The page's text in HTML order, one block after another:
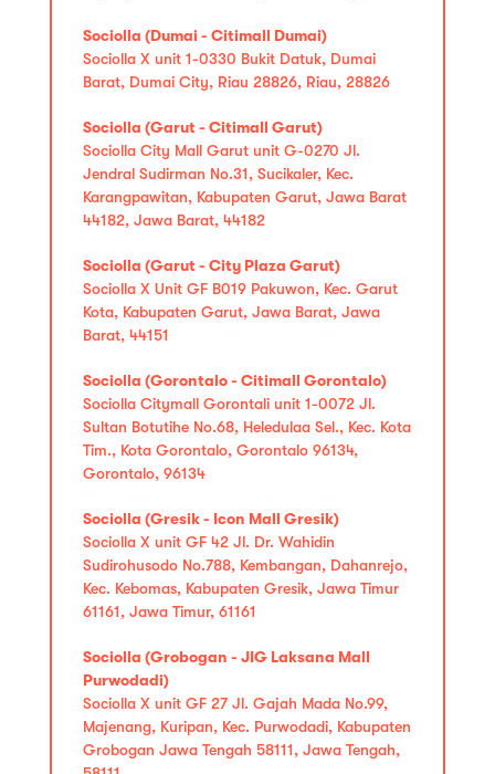
Sociolla (Dumai - Citimall Dumai)
Sociolla X unit 1-0330 Bukit Datuk, Dumai
Barat, Dumai City, Riau 28826, Riau, 28826
Sociolla (Garut - Citimall Garut)
Sociolla City Mall Garut unit G-0270 Jl.
Jendral Sudirman No.31, Sucikaler, Kec.
Karangpawitan, Kabupaten Garut, Jawa Barat
44182, Jawa Barat, 44182
Sociolla (Garut - City Plaza Garut)
Sociolla X Unit GF B019 Pakuwon, Kec. Garut
Kota, Kabupaten Garut, Jawa Barat, Jawa
Barat, 44151
Sociolla (Gorontalo - Citimall Gorontalo)
Sociolla Citymall Gorontali unit 1-0072 Jl.
Sultan Botutihe No.68, Heledulaa Sel., Kec. Kota
Tim., Kota Gorontalo, Gorontalo 96134,
Gorontalo, 96134
Sociolla (Gresik - Icon Mall Gresik)
Sociolla X unit GF 42 Jl. Dr. Wahidin
Sudirohusodo No.788, Kembangan, Dahanrejo,
Kec. Kebomas, Kabupaten Gresik, Jawa Timur
61161, Jawa Timur, 61161
Sociolla (Grobogan - JIG Laksana Mall
Purwodadi)
Sociolla X unit GF 27 Jl. Gajah Mada No.99,
Majenang, Kuripan, Kec. Purwodadi, Kabupaten
Grobogan Jawa Tengah 58111, Jawa Tengah,